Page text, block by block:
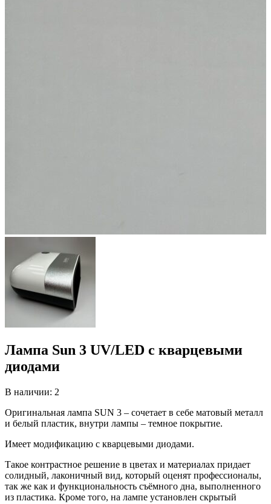
Лампа Sun 3 UV/LED с кварцевыми
диодами
В наличии: 2
Оригинальная лампа SUN 3 – сочетает в себе матовый металл
и белый пластик, внутри лампы – темное покрытие.
Имеет модификацию с кварцевыми диодами.
Такое контрастное решение в цветах и материалах придает
солидный, лаконичный вид, который оценят профессионалы,
так же как и функциональность съёмного дна, выполненного
из пластика. Кроме того, на лампе установлен скрытый